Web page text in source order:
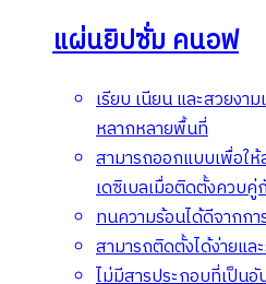
แผ่นยิปซั่ม คนอฟ
เรียบ เนียน และสวยงา
หลากหลายพื้นที่
สามารถออกแบบเพื่อใ
เดซิเบลเมื่อติดตั้งควบ
ทนความร้อนได้ดีจากกา
สามารถติดตั้งได้ง่ายแล
ไม่มีสารประกอบที่เป็น